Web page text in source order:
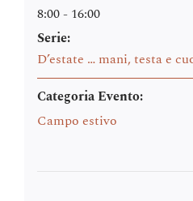
8:00 - 16:00
Serie:
D’estate … mani, testa e
Categoria Evento:
Campo estivo